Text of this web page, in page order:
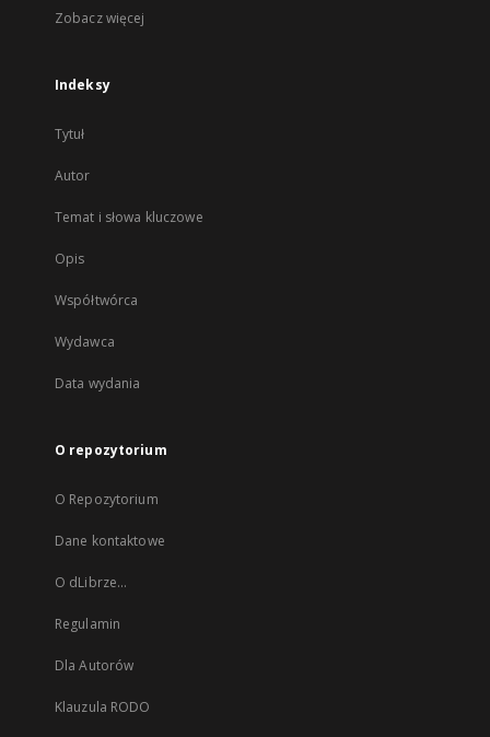
Zobacz więcej
Indeksy
Tytuł
Autor
Temat i słowa kluczowe
Opis
Współtwórca
Wydawca
Data wydania
O repozytorium
O Repozytorium
Dane kontaktowe
O dLibrze...
Regulamin
Dla Autorów
Klauzula RODO